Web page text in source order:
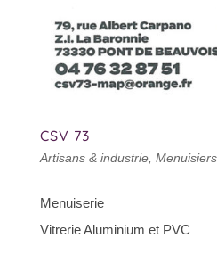
CSV 73
Artisans & industrie, Menuisiers
Menuiserie
Vitrerie Aluminium et PVC